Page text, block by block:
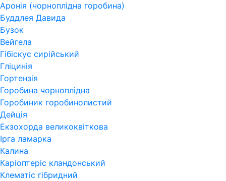
Аронія (чорноплідна горобина)
Буддлея Давида
Бузок
Вейгела
Гібіскус сирійський
Гліцинія
Гортензія
Горобина чорноплідна
Горобиник горобинолистий
Дейція
Екзохорда великоквіткова
Ірга ламарка
Калина
Каріоптеріс кландонський
Клематіс гібридний